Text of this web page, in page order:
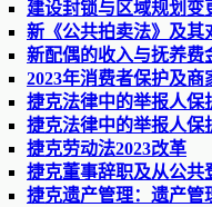
建设封锁与区域规划变
新《公共拍卖法》及其
新配偶的收入与抚养费
2023年消费者保护及商
捷克法律中的举报人保
捷克法律中的举报人保
捷克劳动法2023改革
捷克董事辞职及从公共
捷克遗产管理：遗产管